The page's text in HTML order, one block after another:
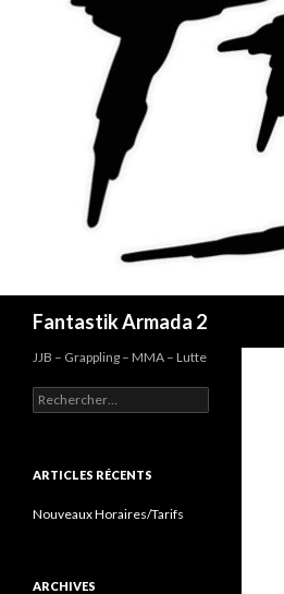
Fantastik Armada 2
JJB – Grappling – MMA – Lutte
Rechercher :
ARTICLES RÉCENTS
Nouveaux Horaires/Tarifs
ARCHIVES